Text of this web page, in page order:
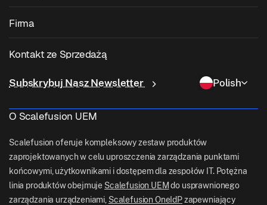
Przynieś Własne Urządzenie (BYOD)
Zarządzanie iOS
Zarządzanie Linuksem
Dostęp Warunkowy
Zdalne Sterowanie
Handel Detaliczny
Logistyka
Firma
Pomoc Techniczna Scalefusion
Blog Scalefusion
Pokój Prasowy
Kariera
Kontakt ze Sprzedażą
sales[at]scalefusion.com
UK: +44-7520-641664
NZ: +64-9-888-4315
India: +91-63694-45500
Subskrybuj Nasz Newsletter Polish
O Scalefusion UEM
Scalefusion oferuje kompleksowy zestaw produktów
zaprojektowanych w celu uproszczenia zarządzania punktami
końcowymi, użytkownikami i dostępem dla zespołów IT. Potężna
linia produktów obejmuje Scalefusion UEM do usprawnionego
zarządzania urządzeniami, Scalefusion OneIdPzapewniający